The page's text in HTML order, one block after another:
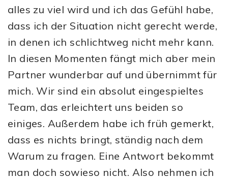
alles zu viel wird und ich das Gefühl habe,
dass ich der Situation nicht gerecht werde,
in denen ich schlichtweg nicht mehr kann.
In diesen Momenten fängt mich aber mein
Partner wunderbar auf und übernimmt für
mich. Wir sind ein absolut eingespieltes
Team, das erleichtert uns beiden so
einiges. Außerdem habe ich früh gemerkt,
dass es nichts bringt, ständig nach dem
Warum zu fragen. Eine Antwort bekommt
man doch sowieso nicht. Also nehmen ich